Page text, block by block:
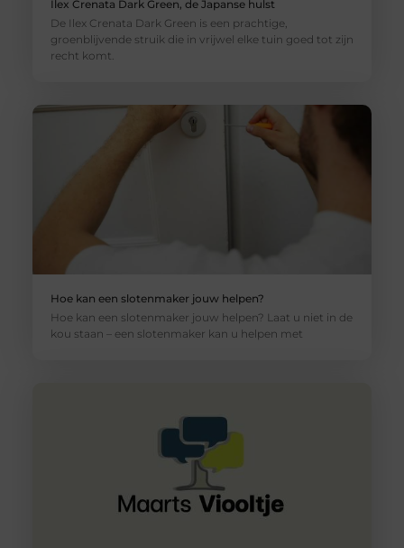
Ilex Crenata Dark Green, de Japanse hulst
De Ilex Crenata Dark Green is een prachtige,
groenblijvende struik die in vrijwel elke tuin goed tot zijn
recht komt.
Hoe kan een slotenmaker jouw helpen?
Hoe kan een slotenmaker jouw helpen? Laat u niet in de
kou staan – een slotenmaker kan u helpen met